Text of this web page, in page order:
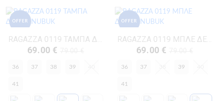
OFFER
RAGAZZA 0119 ΤΑΜΠΑ ΔΕΡΜΑ-NUBUK
69.00 €
36 37 38 39
41
OFFER
RAGAZZA 0119 ΜΠΛΕ ΔΕΡΜΑ-NUBUK
69.00 €
36 37 39
41